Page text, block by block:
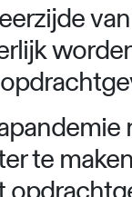
te